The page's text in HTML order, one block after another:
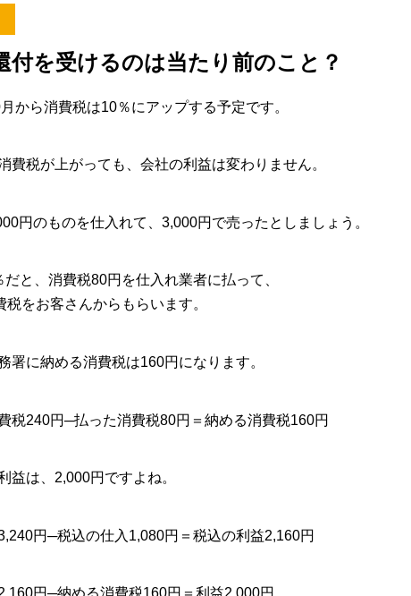
付を受けるのは当たり前のこと？
から消費税は10％にアップする予定です。
費税が上がっても、会社の利益は変わりません。
円のものを仕入れて、3,000円で売ったとしましょう。
と、消費税80円を仕入れ業者に払って、
税をお客さんからもらいます。
署に納める消費税は160円になります。
税240円─払った消費税80円＝納める消費税160円
益は、2,000円ですよね。
円─税込の仕入1,080円＝税込の利益2,160円